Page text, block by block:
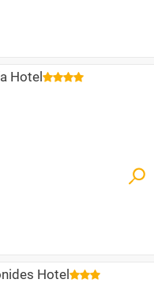
Hotel
Hotel